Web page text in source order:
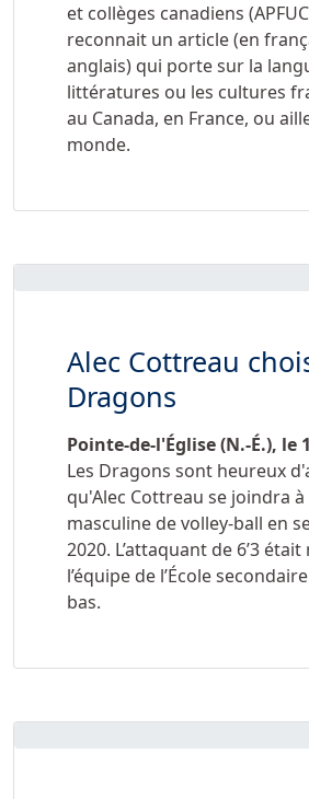
et collèges canadiens
reconnait un article (en
anglais) qui porte sur la
littératures ou les cultures
au Canada, en France, ou
monde.
Alec Cottreau
Dragons
Pointe-de-l'Église (N.-É.), le
Les Dragons sont heureux
qu'Alec Cottreau se joindra
masculine de volley-ball en
2020. L’attaquant de 6’3
l’équipe de l’École
bas.